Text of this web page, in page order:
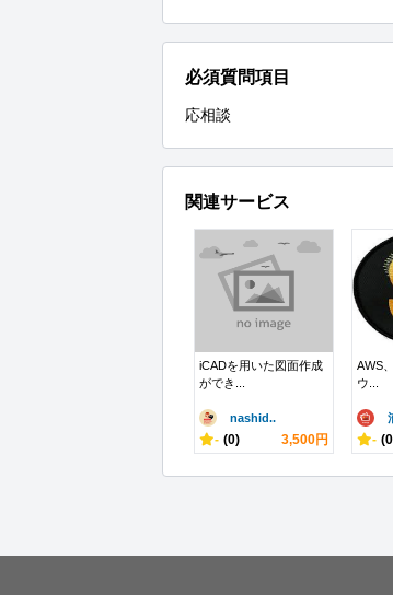
必須質問項目
応相談
関連サービス
iCADを用いた図面作成
ができ...
nashid..
- (0) 3,500円
AWS
ウ...
-